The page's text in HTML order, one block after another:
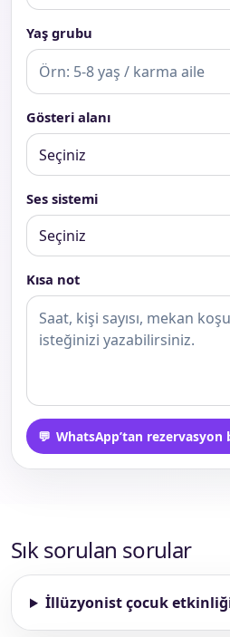
Yaş grubu
Gösteri alanı
Ses sistemi
Kısa not
WhatsApp’tan
Sık sorulan sorular
İllüzyonist çocuk